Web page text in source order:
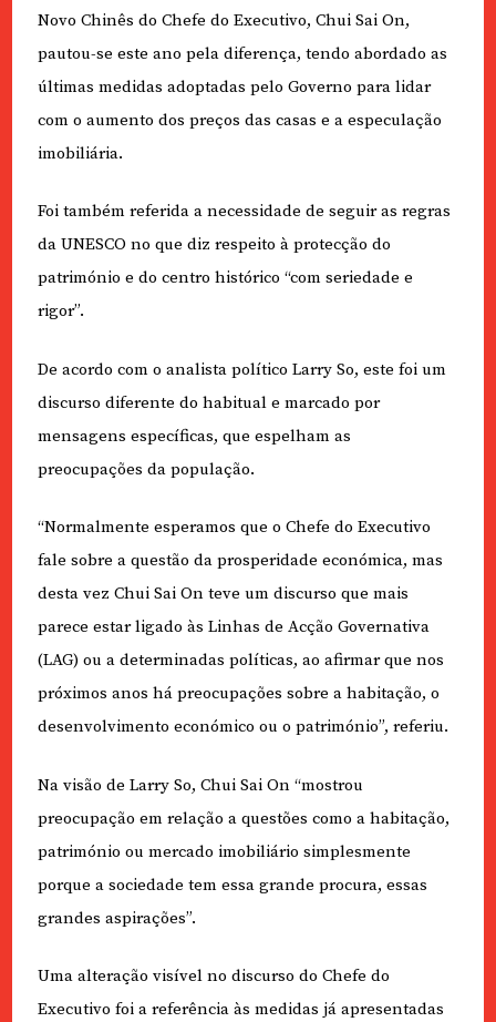
Novo Chinês do Chefe do Executivo, Chui Sai On,
pautou-se este ano pela diferença, tendo abordado as
últimas medidas adoptadas pelo Governo para lidar
com o aumento dos preços das casas e a especulação
imobiliária.
Foi também referida a necessidade de seguir as regras
da UNESCO no que diz respeito à protecção do
património e do centro histórico “com seriedade e
rigor”.
De acordo com o analista político Larry So, este foi um
discurso diferente do habitual e marcado por
mensagens específicas, que espelham as
preocupações da população.
“Normalmente esperamos que o Chefe do Executivo
fale sobre a questão da prosperidade económica, mas
desta vez Chui Sai On teve um discurso que mais
parece estar ligado às Linhas de Acção Governativa
(LAG) ou a determinadas políticas, ao afirmar que nos
próximos anos há preocupações sobre a habitação, o
desenvolvimento económico ou o património”, referiu.
Na visão de Larry So, Chui Sai On “mostrou
preocupação em relação a questões como a habitação,
património ou mercado imobiliário simplesmente
porque a sociedade tem essa grande procura, essas
grandes aspirações”.
Uma alteração visível no discurso do Chefe do
Executivo foi a referência às medidas já apresentadas